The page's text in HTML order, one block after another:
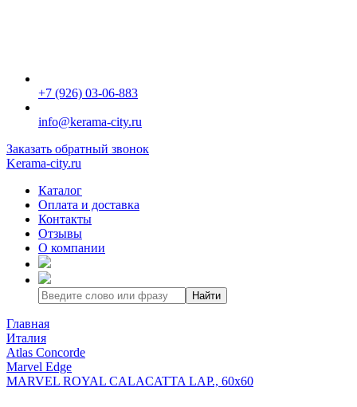
+7 (926) 03-06-883
info@kerama-city.ru
Заказать обратный звонок
Kerama-city.ru
Каталог
Оплата и доставка
Контакты
Отзывы
О компании
Найти
Главная
Италия
Atlas Concorde
Marvel Edge
MARVEL ROYAL CALACATTA LAP., 60x60